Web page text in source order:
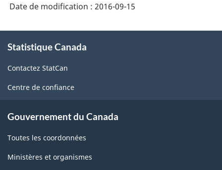
Date de modification : 2016-09-15
propos
ce
site
Statistique Canada
Contactez StatCan
Centre de confiance
Gouvernement du Canada
Toutes les coordonnées
Ministères et organismes